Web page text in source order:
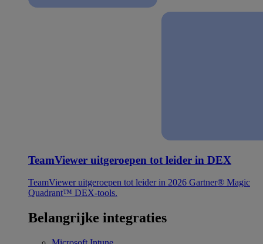
TeamViewer uitgeroepen tot leider in DEX
TeamViewer uitgeroepen tot leider in 2026 Gartner® Magic
Quadrant™ DEX-tools.
Belangrijke integraties